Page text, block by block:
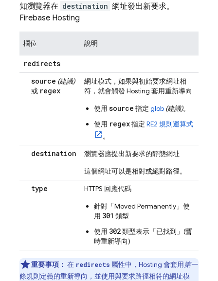
知瀏覽器在 destination 網址發出新要求。
Firebase Hosting
欄位 說明
redirects
source (建議)
或 regex
網址模式，如果與初始要求網址相
符，就會觸發 Hosting 套用重新導向
使用 source 指定 glob (建議)。
使用 regex指定 RE2 規則運算式
。
destination
瀏覽器應提出新要求的靜態網址
這個網址可以是相對或絕對路徑。
type
HTTPS 回應代碼
針對「Moved Permanently」使
用 301 類型
使用 302類型表示「已找到」(暫
時重新導向)
重要事項： 在 redirects 屬性中，Hosting 會套用第一
條規則定義的重新導向，並使用與要求路徑相符的網址模